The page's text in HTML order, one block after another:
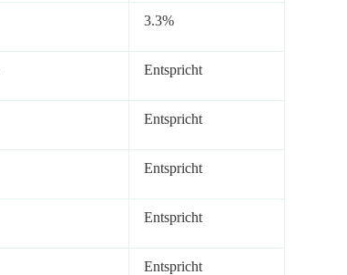
3.3%
Entspricht
Entspricht
Entspricht
Entspricht
Entspricht